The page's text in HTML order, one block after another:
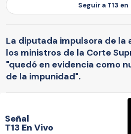
Seguir a T13 en
La diputada impulsora de la
los ministros de la Corte
"quedó en evidencia como
de la impunidad".
Señal
T13 En Vivo